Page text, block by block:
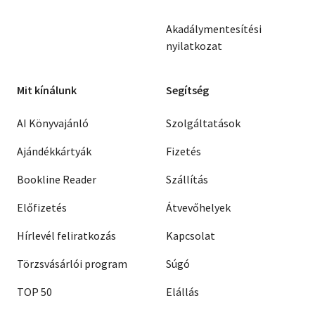
Akadálymentesítési
nyilatkozat
Mit kínálunk
AI Könyvajánló
Ajándékkártyák
Bookline Reader
Előfizetés
Hírlevél feliratkozás
Törzsvásárlói program
TOP 50
Segítség
Szolgáltatások
Fizetés
Szállítás
Átvevőhelyek
Kapcsolat
Súgó
Elállás